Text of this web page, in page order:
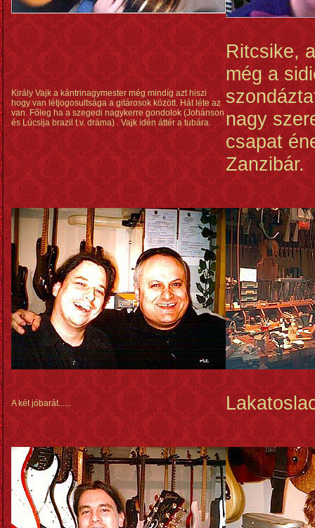
Király Vajk a kántrinagymester még mindíg azt hiszi
hogy van létjogosultsága a gitárosok között. Hát léte az
van. Főleg ha a szegedi nagykerre gondolok (Johánson
és Lúcsija brazil t.v. dráma) . Vajk idén áttér a tubára.
Ritcsike,
még a
nagy
csapat
Zanzibár.
A két jóbarát......